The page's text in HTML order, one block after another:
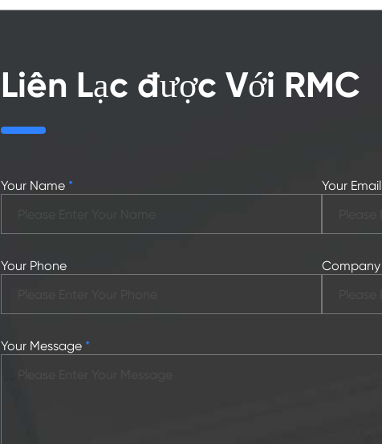
Liên Lạc được Với RMC
Your Name * Your Email
Your Phone Company
Your Message *